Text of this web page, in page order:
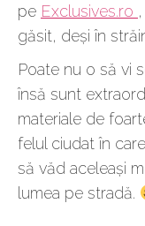
pe Exclusives.ro
găsit, deși în
Poate nu o să vi
însă sunt
materiale de
felul ciudat în
să văd aceleași
lumea pe stradă.